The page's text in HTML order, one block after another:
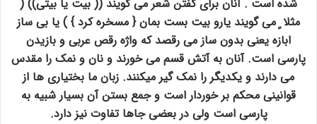
شده است . آنان برای گفتن شعر می گویند (( بیت یا بیتی)) (
مثلا ٍ می گویند یارو بیت بست بمان { مسخره کرد } ) یا بی ساز
ابازه یعنی بدون ساز می رقصد که واژه رقص عربی و بازیدن
پارسی است. آنان به آتش قسم می خورند و نان و نمک را مقدس
می دارند و یکدیگر را نمک گیر میکنند. زبان ما بختیاری ها از
قوانینی محکم بر خوردار است و جمع بستن آن بسیار شبیه به
پارسی است ولی در بعضی جاها تفاوت نیز دارد.